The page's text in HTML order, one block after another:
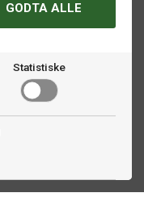
GODTA ALLE
Statistiske